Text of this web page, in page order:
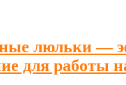
люльки —
для работы